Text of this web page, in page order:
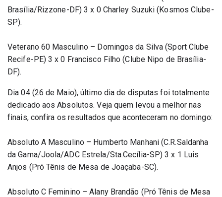
Brasília/Rizzone-DF) 3 x 0 Charley Suzuki (Kosmos Clube-
SP).
Veterano 60 Masculino – Domingos da Silva (Sport Clube
Recife-PE) 3 x 0 Francisco Filho (Clube Nipo de Brasília-
DF).
Dia 04 (26 de Maio), último dia de disputas foi totalmente
dedicado aos Absolutos. Veja quem levou a melhor nas
finais, confira os resultados que aconteceram no domingo:
Absoluto A Masculino – Humberto Manhani (C.R.Saldanha
da Gama/Joola/ADC Estrela/Sta.Cecília-SP) 3 x 1 Luis
Anjos (Pró Tênis de Mesa de Joaçaba-SC).
Absoluto C Feminino – Alany Brandão (Pró Tênis de Mesa